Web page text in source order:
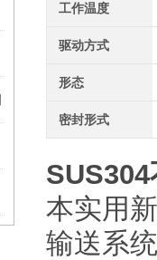
工作温度
驱动方式
形态
密封形式
本实用
输送系